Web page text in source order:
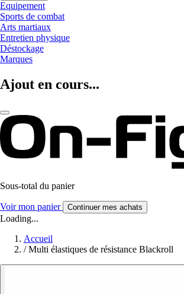
Equipement
Sports de combat
Arts martiaux
Entretien physique
Déstockage
Marques
Ajout en cours...
Sous-total du panier
Voir mon panier Continuer mes achats
Loading...
Accueil
/ Multi élastiques de résistance Blackroll